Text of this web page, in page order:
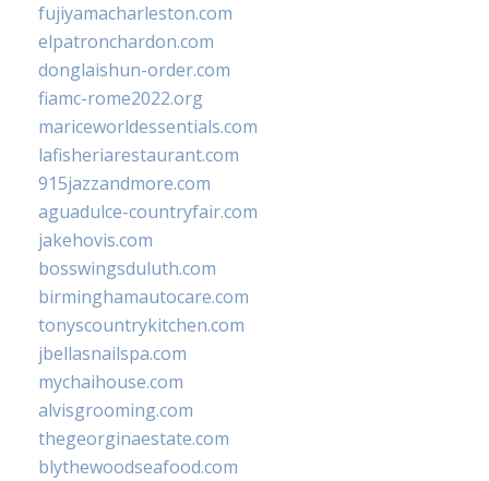
fujiyamacharleston.com
elpatronchardon.com
donglaishun-order.com
fiamc-rome2022.org
mariceworldessentials.com
lafisheriarestaurant.com
915jazzandmore.com
aguadulce-countryfair.com
jakehovis.com
bosswingsduluth.com
birminghamautocare.com
tonyscountrykitchen.com
jbellasnailspa.com
mychaihouse.com
alvisgrooming.com
thegeorginaestate.com
blythewoodseafood.com